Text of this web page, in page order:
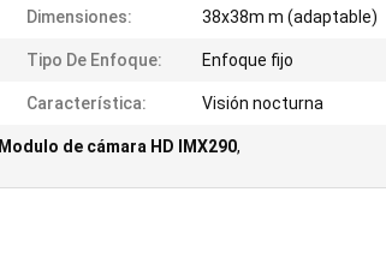
Dimensiones: 38x38m m (adaptable)
Tipo De Enfoque: Enfoque fijo
Característica: Visión nocturna
Modulo de cámara HD IMX290,